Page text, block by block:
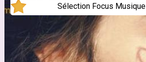
Sélection Focus Musique